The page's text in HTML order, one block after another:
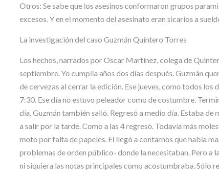
Otros: Se sabe que los asesinos conformaron grupos
excesos. Y en el momento del asesinato eran sicarios a
La investigación del caso Guzmán Quintero Torres
Los hechos, narrados por Oscar Martínez, colega de
septiembre. Yo cumplía años dos días después. Guzmán
de cervezas al cerrar la edición. Ese jueves, como todos
7:30. Ese día no estuvo peleador como de costumbre.
día. Guzmán también salió. Regresó a medio día. Estaba
a salir por la tarde. Como a las 4 regresó. Todavía más
moto por falta de papeles. El llegó a contarnos que había
problemas de orden público- donde la necesitaban. Pero a
ni siquiera las notas principales como acostumbraba. Sólo